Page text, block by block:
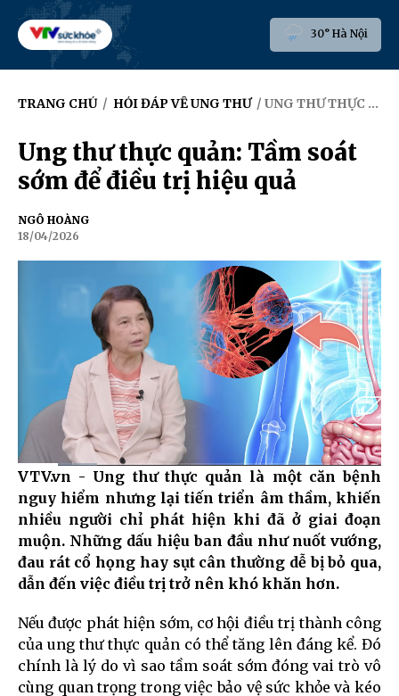
30° Hà Nội
TRANG CHỦ / HỎI ĐÁP VỀ UNG THƯ / UNG THƯ THỰC QUẢN: TẦM SOÁT SỚM ĐỂ ĐIỀU TRỊ HIỆU QUẢ
Ung thư thực quản: Tầm soát
sớm để điều trị hiệu quả
NGÔ HOÀNG
18/04/2026
Current
Time
0:32 / Duration
4:44
VTV.vn - Ung thư thực quản là một căn bệnh
nguy hiểm nhưng lại tiến triển âm thầm, khiến
nhiều người chỉ phát hiện khi đã ở giai đoạn
muộn. Những dấu hiệu ban đầu như nuốt vướng,
đau rát cổ họng hay sụt cân thường dễ bị bỏ qua,
dẫn đến việc điều trị trở nên khó khăn hơn.
Nếu được phát hiện sớm, cơ hội điều trị thành công
của ung thư thực quản có thể tăng lên đáng kể. Đó
chính là lý do vì sao tầm soát sớm đóng vai trò vô
cùng quan trọng trong việc bảo vệ sức khỏe và kéo